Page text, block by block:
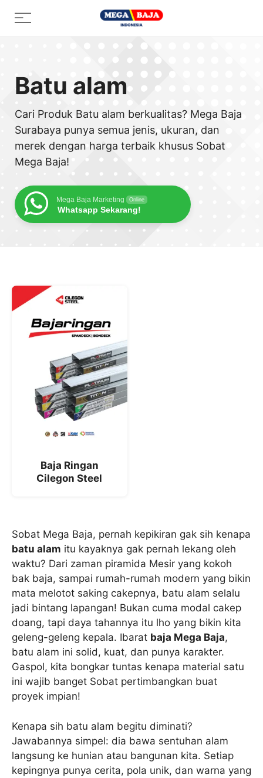
Menu
Batu alam
Cari Produk Batu alam berkualitas? Mega Baja
Surabaya punya semua jenis, ukuran, dan
merek dengan harga terbaik khusus Sobat
Mega Baja!
Mega Baja Marketing Online
Whatsapp Sekarang!
Baja Ringan
Cilegon Steel
Sobat Mega Baja, pernah kepikiran gak sih kenapa
batu alam itu kayaknya gak pernah lekang oleh
waktu? Dari zaman piramida Mesir yang kokoh
bak baja, sampai rumah-rumah modern yang bikin
mata melotot saking cakepnya, batu alam selalu
jadi bintang lapangan! Bukan cuma modal cakep
doang, tapi daya tahannya itu lho yang bikin kita
geleng-geleng kepala. Ibarat baja Mega Baja,
batu alam ini solid, kuat, dan punya karakter.
Gaspol, kita bongkar tuntas kenapa material satu
ini wajib banget Sobat pertimbangkan buat
proyek impian!
Kenapa sih batu alam begitu diminati?
Jawabannya simpel: dia bawa sentuhan alam
langsung ke hunian atau bangunan kita. Setiap
kepingnya punya cerita, pola unik, dan warna yang